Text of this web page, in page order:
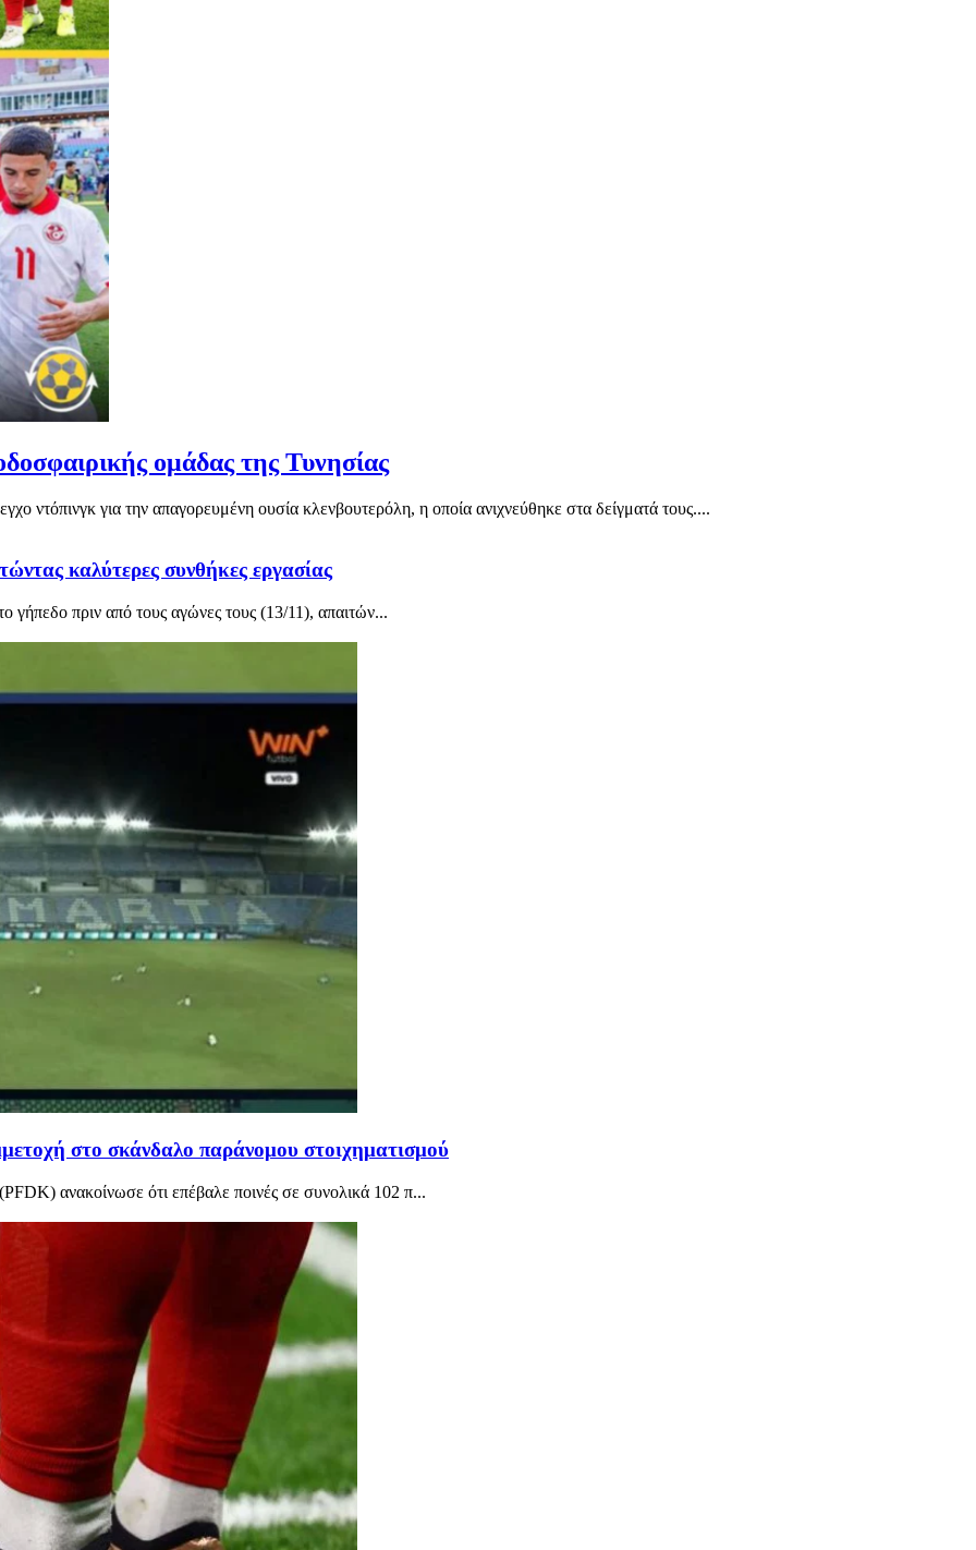
ομάδας της Τυνησίας
ντόπινγκ για την απαγορευμένη ουσία κλενβουτερόλη, η οποία ανιχνεύθηκε στα δείγματά τους....
καλύτερες συνθήκες εργασίας
πριν από τους αγώνες τους (13/11), απαιτών...
στο σκάνδαλο παράνομου στοιχηματισμού
ανακοίνωσε ότι επέβαλε ποινές σε συνολικά 102 π...